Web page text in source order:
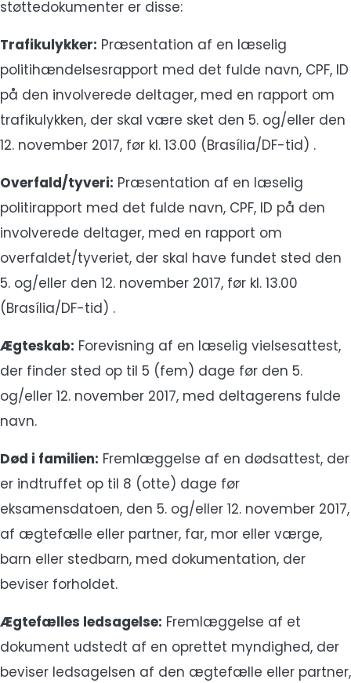
støttedokumenter er disse:
Trafikulykker: Præsentation af en læselig
politihændelsesrapport med det fulde navn, CPF, ID
på den involverede deltager, med en rapport om
trafikulykken, der skal være sket den 5. og/eller den
12. november 2017, før kl. 13.00 (Brasília/DF-tid) .
Overfald/tyveri: Præsentation af en læselig
politirapport med det fulde navn, CPF, ID på den
involverede deltager, med en rapport om
overfaldet/tyveriet, der skal have fundet sted den
5. og/eller den 12. november 2017, før kl. 13.00
(Brasília/DF-tid) .
Ægteskab: Forevisning af en læselig vielsesattest,
der finder sted op til 5 (fem) dage før den 5.
og/eller 12. november 2017, med deltagerens fulde
navn.
Død i familien: Fremlæggelse af en dødsattest, der
er indtruffet op til 8 (otte) dage før
eksamensdatoen, den 5. og/eller 12. november 2017,
af ægtefælle eller partner, far, mor eller værge,
barn eller stedbarn, med dokumentation, der
beviser forholdet.
Ægtefælles ledsagelse: Fremlæggelse af et
dokument udstedt af en oprettet myndighed, der
beviser ledsagelsen af den ægtefælle eller partner,